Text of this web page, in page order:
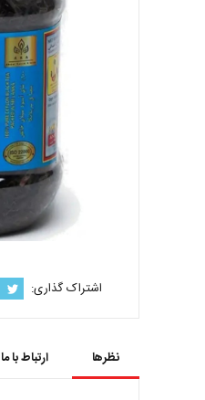
اشتراک گذاری:
نظرها ارتباط با ما